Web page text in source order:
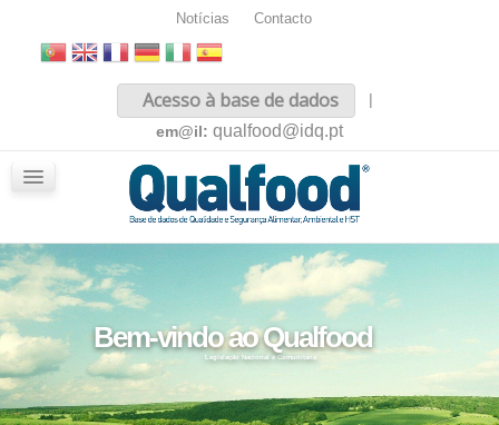
Notícias Contacto
Acesso à base de dados
|
em@il: qualfood@idq.pt
Legislação Nacional e Comunitária
Bem-vindo ao Qualfood